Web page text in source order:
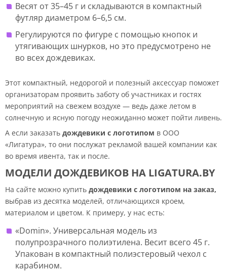
Весят от 35–45 г и складываются в компактный
футляр диаметром 6–6,5 см.
Регулируются по фигуре с помощью кнопок и
утягивающих шнурков, но это предусмотрено не
во всех дождевиках.
Этот компактный, недорогой и полезный аксессуар поможет
организаторам проявить заботу об участниках и гостях
мероприятий на свежем воздухе — ведь даже летом в
солнечную и ясную погоду неожиданно может пойти ливень.
А если заказать дождевики с логотипом в ООО
«Лигатура», то они послужат рекламой вашей компании как
во время ивента, так и после.
МОДЕЛИ ДОЖДЕВИКОВ НА LIGATURA.BY
На сайте можно купить дождевики с логотипом на заказ,
выбрав из десятка моделей, отличающихся кроем,
материалом и цветом. К примеру, у нас есть:
«Domin». Универсальная модель из
полупрозрачного полиэтилена. Весит всего 45 г.
Упакован в компактный полиэстеровый чехол с
карабином.